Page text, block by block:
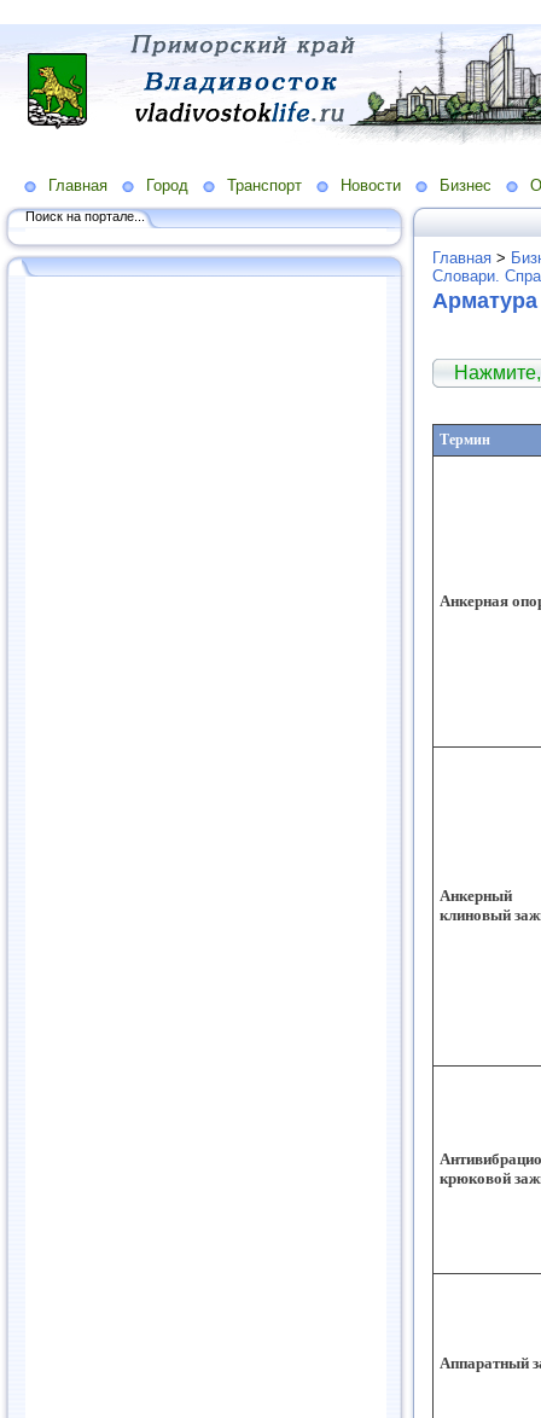
Главная Город Транспорт Новости Бизнес
Поиск на портале...
Главная >
Словари.
Термин
Анкерная
Анкерный
клиновый
крюковой
Аппаратный